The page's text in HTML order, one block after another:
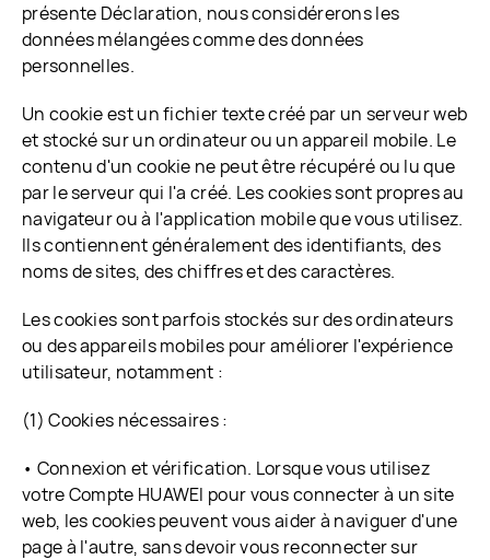
présente Déclaration, nous considérerons les
données mélangées comme des données
personnelles.
Un cookie est un fichier texte créé par un serveur web
et stocké sur un ordinateur ou un appareil mobile. Le
contenu d'un cookie ne peut être récupéré ou lu que
par le serveur qui l'a créé. Les cookies sont propres au
navigateur ou à l'application mobile que vous utilisez.
Ils contiennent généralement des identifiants, des
noms de sites, des chiffres et des caractères.
Les cookies sont parfois stockés sur des ordinateurs
ou des appareils mobiles pour améliorer l'expérience
utilisateur, notamment :
(1) Cookies nécessaires :
• Connexion et vérification. Lorsque vous utilisez
votre Compte HUAWEI pour vous connecter à un site
web, les cookies peuvent vous aider à naviguer d'une
page à l'autre, sans devoir vous reconnecter sur